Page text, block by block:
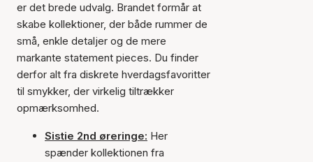
er det brede udvalg. Brandet formår at
skabe kollektioner, der både rummer de
små, enkle detaljer og de mere
markante statement pieces. Du finder
derfor alt fra diskrete hverdagsfavoritter
til smykker, der virkelig tiltrækker
opmærksomhed.
Sistie 2nd øreringe: Her
spænder kollektionen fra